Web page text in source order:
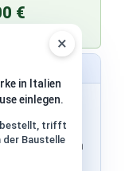
×
in Italien
einlegen.
bestellt, trifft
der Baustelle
übernommen
€